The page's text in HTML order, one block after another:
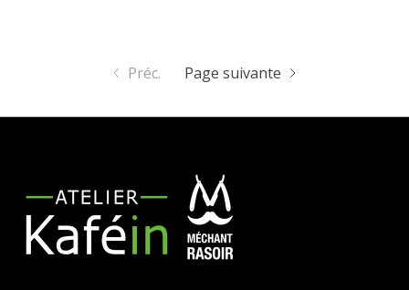
Préc. Page suivante